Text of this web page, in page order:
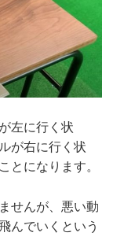
左に行く状
が右に行く状
とになります。
せんが、悪い動
んでいくという